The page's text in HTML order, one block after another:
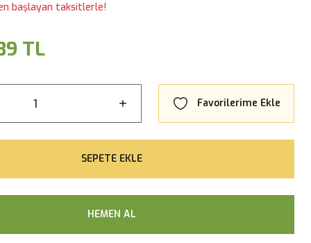
başlayan taksitlerle!
TL
SEPETE EKLE
HEMEN AL